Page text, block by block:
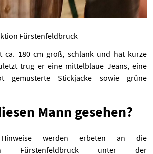
Fürstenfeldbruck
ca. 180 cm groß, schlank und hat kurze
trug er eine mittelblaue Jeans, eine
gemusterte Stickjacke sowie grüne
Mann gesehen?
Hinweise werden erbeten an die
Fürstenfeldbruck unter der